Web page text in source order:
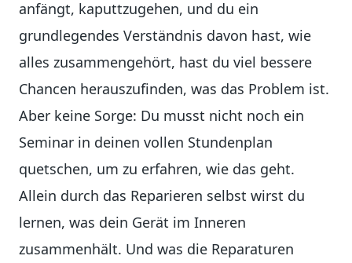
anfängt, kaputtzugehen, und du ein
grundlegendes Verständnis davon hast, wie
alles zusammengehört, hast du viel bessere
Chancen herauszufinden, was das Problem ist.
Aber keine Sorge: Du musst nicht noch ein
Seminar in deinen vollen Stundenplan
quetschen, um zu erfahren, wie das geht.
Allein durch das Reparieren selbst wirst du
lernen, was dein Gerät im Inneren
zusammenhält. Und was die Reparaturen